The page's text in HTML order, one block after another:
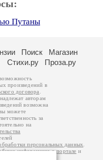
Путаны
Поиск
Магазин
Стихи.ру Проза.ру
произведений в
договора
авторам
возможна
можете
за
на
персональных данных
информацию о портале и